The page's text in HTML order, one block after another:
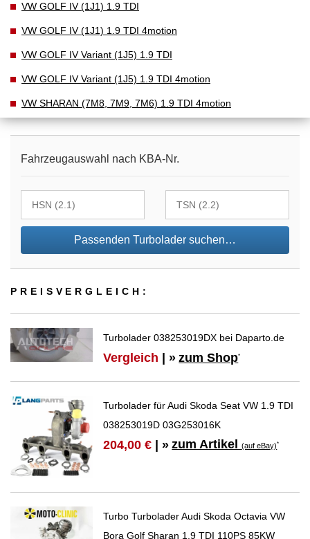
VW GOLF IV (1J1) 1.9 TDI
VW GOLF IV (1J1) 1.9 TDI 4motion
VW GOLF IV Variant (1J5) 1.9 TDI
VW GOLF IV Variant (1J5) 1.9 TDI 4motion
VW SHARAN (7M8, 7M9, 7M6) 1.9 TDI 4motion
Fahrzeugauswahl nach KBA-Nr.
Passenden Turbolader suchen…
PREIS­VER­GLEICH:
Turbolader 038253019DX bei Daparto.de
Vergleich | » zum Shop*
Turbolader für Audi Skoda Seat VW 1.9 TDI
038253019D 03G253016K
204,00 € | » zum Artikel(auf eBay)*
Turbo Turbolader Audi Skoda Octavia VW
Bora Golf Sharan 1.9 TDI 110PS 85KW